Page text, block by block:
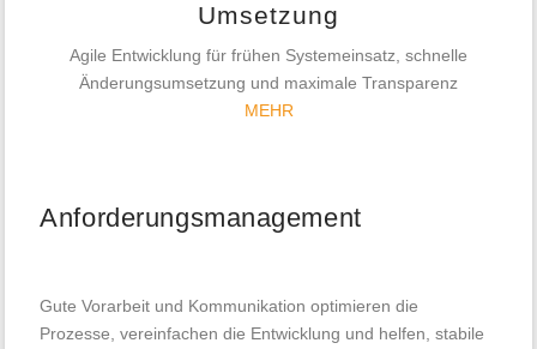
Umsetzung
Agile Entwicklung für frühen Systemeinsatz, schnelle
Änderungsumsetzung und maximale Transparenz
MEHR
Anforderungsmanagement
Gute Vorarbeit und Kommunikation optimieren die
Prozesse, vereinfachen die Entwicklung und helfen, stabile